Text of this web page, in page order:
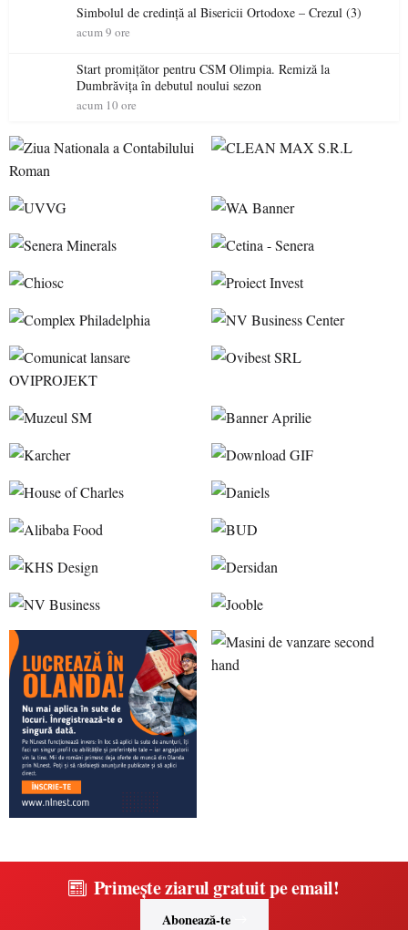
Simbolul de credinţă al Bisericii Ortodoxe – Crezul (3)
acum 9 ore
Start promițător pentru CSM Olimpia. Remiză la
Dumbrăvița în debutul noului sezon
acum 10 ore
Primește ziarul gratuit pe email!
Abonează-te